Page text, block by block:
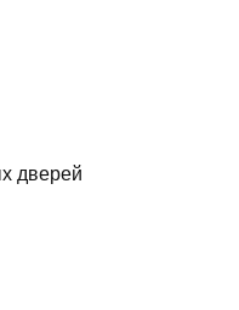
дверей